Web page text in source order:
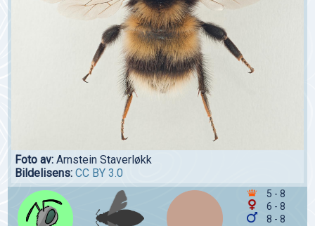
Foto av: Arnstein Staverløkk
Bildelisens: CC BY 3.0
5 - 8
6 - 8
8 - 8